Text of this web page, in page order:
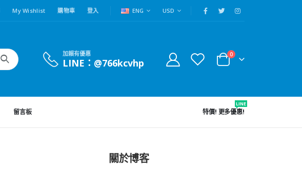
My Wishlist 購物車 登入 ENG USD
加賴有優惠
LINE：@766kcvhp
0
留言板 特價! 更多優惠!
LINE
關於博客